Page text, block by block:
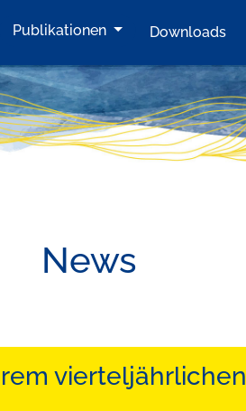
Publikationen Downloads
News
vierteljährlichen